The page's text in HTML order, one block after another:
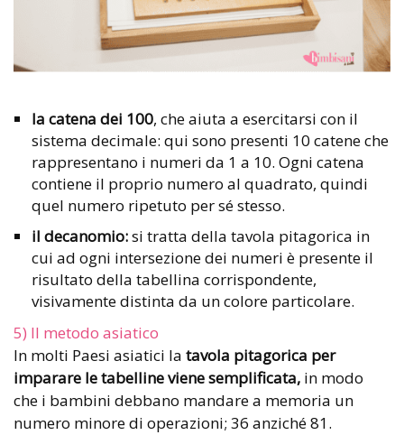
la catena dei 100, che aiuta a esercitarsi con il
sistema decimale: qui sono presenti 10 catene che
rappresentano i numeri da 1 a 10. Ogni catena
contiene il proprio numero al quadrato, quindi
quel numero ripetuto per sé stesso.
il decanomio:si tratta della tavola pitagorica in
cui ad ogni intersezione dei numeri è presente il
risultato della tabellina corrispondente,
visivamente distinta da un colore particolare.
5) Il metodo asiatico
In molti Paesi asiatici la tavola pitagorica per
imparare le tabelline viene semplificata, in modo
che i bambini debbano mandare a memoria un
numero minore di operazioni; 36 anziché 81.